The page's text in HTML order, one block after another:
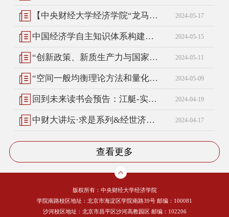
【中央财经大学经济学院“龙马经济学双周学术论坛”】2024年春季学期第五讲：奚锡灿 2024-05-17
中国经济学自主知识体系构建与中国特色社会主义政治经济学理论体系发展创新专题研讨会 2024-05-15
“创新政策、新质生产力与国家创新体系整体效能”研讨会 2024-05-11
“空间一般均衡理论方法和量化研究”研讨会会议手册 2024-05-09
回到未来读书会预告：江艇-实证经济学方法 2024-04-19
中财大讲坛·求是系列&经世济民大讲坛|林毅夫：百年未有之大变局下新结构经济学的自主理论创新 2024-04-17
查看更多
版权所有：中央财经大学经济学院
学院南路校区地址：北京市海淀区学院南路39号 邮编：100081
沙河校区地址：北京市昌平区沙河高教园区 邮编：102206